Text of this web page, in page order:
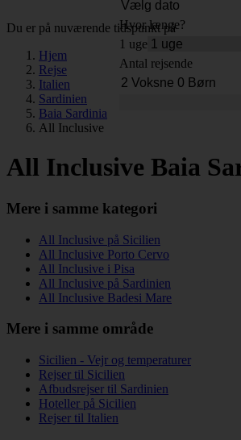
Hvor længe?
1 uge
Antal rejsende
Du er på nuværende tidspunkt på
Hjem
Rejse
Italien
Sardinien
Baia Sardinia
All Inclusive
All Inclusive Baia
Mere i samme kategori
All Inclusive på Sicilien
All Inclusive Porto Cervo
All Inclusive i Pisa
All Inclusive på Sardinien
All Inclusive Badesi Mare
Mere i samme område
Sicilien - Vejr og temperaturer
Rejser til Sicilien
Afbudsrejser til Sardinien
Hoteller på Sicilien
Rejser til Italien